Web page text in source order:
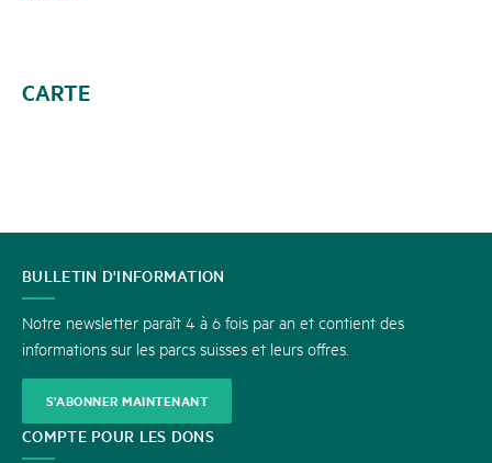
CARTE
CONTACT
BULLETIN D'INFORMATION
Notre newsletter paraît 4 à 6 fois par an et contient des
informations sur les parcs suisses et leurs offres.
S'ABONNER MAINTENANT
COMPTE POUR LES DONS